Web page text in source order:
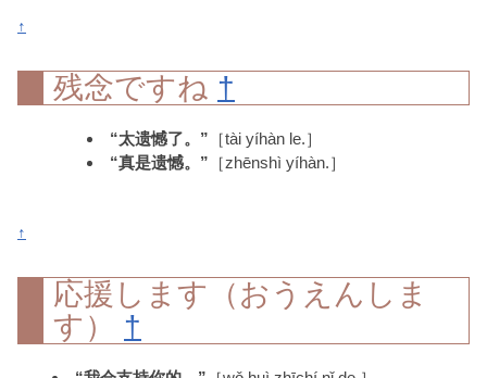
↑
残念ですね †
“太遗憾了。” ［tài yíhàn le.］
“真是遗憾。” ［zhēnshì yíhàn.］
↑
応援します（おうえんしま
す） †